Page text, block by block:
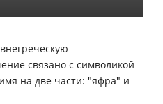
связано с символикой
на две части: "яфра" и